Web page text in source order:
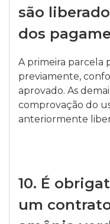
são
dos
A primeira parcela
previamente,
aprovado. As
comprovação do
anteriormente
10. É
um